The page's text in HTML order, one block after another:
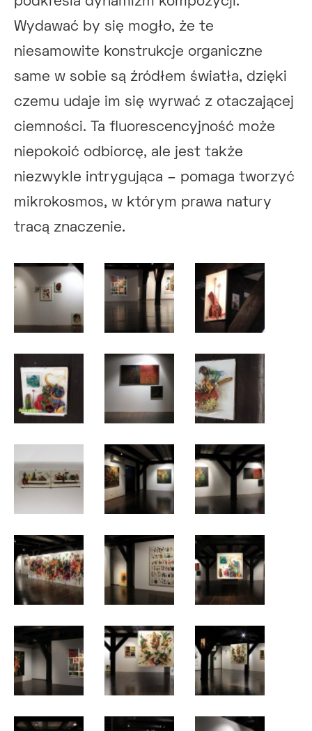
Wydawać by się mogło, że te
niesamowite konstrukcje organiczne
same w sobie są źródłem światła, dzięki
czemu udaje im się wyrwać z otaczającej
ciemności. Ta fluorescencyjność może
niepokoić odbiorcę, ale jest także
niezwykle intrygująca – pomaga tworzyć
mikrokosmos, w którym prawa natury
tracą znaczenie.